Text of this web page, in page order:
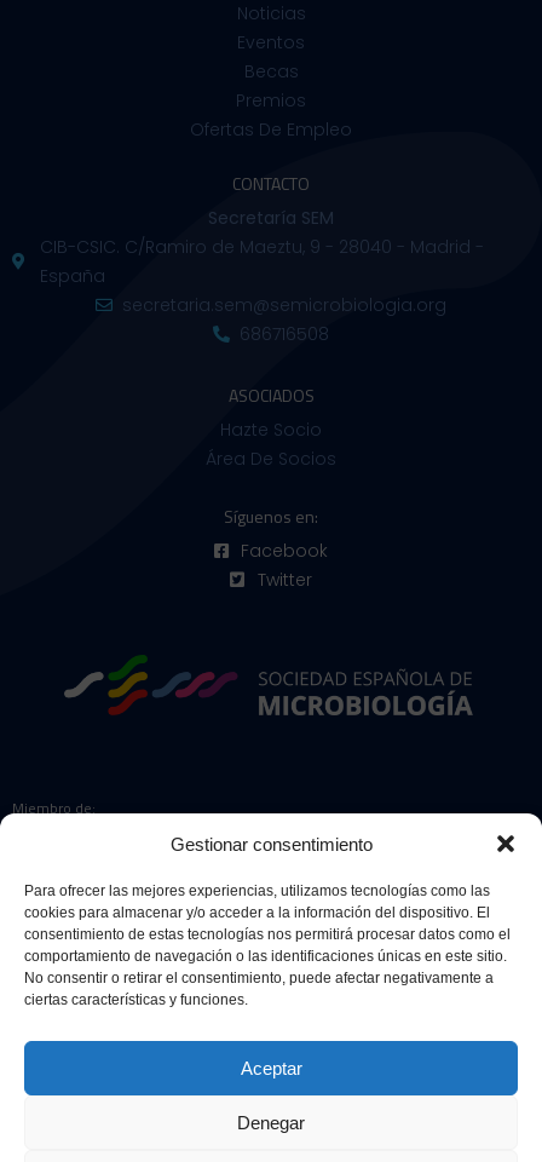
Gestionar consentimiento
Para ofrecer las mejores experiencias, utilizamos tecnologías como las
cookies para almacenar y/o acceder a la información del dispositivo. El
consentimiento de estas tecnologías nos permitirá procesar datos como el
comportamiento de navegación o las identificaciones únicas en este sitio.
No consentir o retirar el consentimiento, puede afectar negativamente a
ciertas características y funciones.
Aceptar
Denegar
Miembro de:
Colaboradores:
Noticias
Eventos
Becas
Premios
Ofertas De Empleo
CONTACTO
Secretaría SEM
CIB-CSIC. C/Ramiro de Maeztu, 9 - 28040 - Madrid -
España
secretaria.sem@semicrobiologia.org
686716508
ASOCIADOS
Hazte Socio
Área De Socios
Síguenos en:
Facebook
Twitter
© 2026 Sociedad Española de Microbiología. Todos los derechos